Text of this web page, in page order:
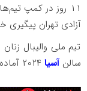
۱۱ روز در کمپ
آزادی تهران پیگیری
تیم ملی والیبال
سالنآسیا